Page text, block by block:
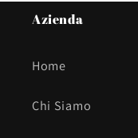
Azienda
Home
Chi Siamo